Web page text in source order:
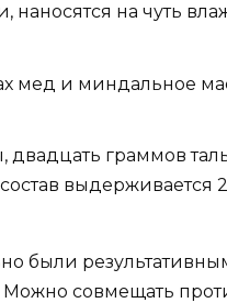
наносятся на чуть
мед и миндальное
двадцать граммов
выдерживается
были
совмещать